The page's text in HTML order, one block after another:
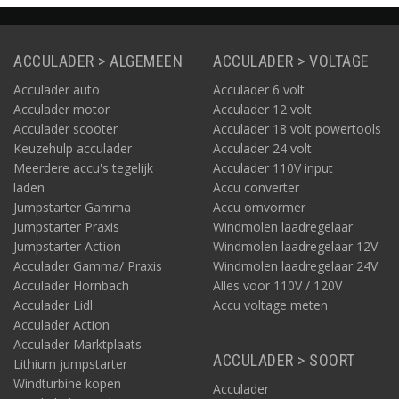
ACCULADER > ALGEMEEN
Acculader auto
Acculader motor
Acculader scooter
Keuzehulp acculader
Meerdere accu's tegelijk
laden
Jumpstarter Gamma
Jumpstarter Praxis
Jumpstarter Action
Acculader Gamma/ Praxis
Acculader Hornbach
Acculader Lidl
Acculader Action
Acculader Marktplaats
Lithium jumpstarter
Windturbine kopen
ACCULADER > VOLTAGE
Acculader 6 volt
Acculader 12 volt
Acculader 18 volt powertools
Acculader 24 volt
Acculader 110V input
Accu converter
Accu omvormer
Windmolen laadregelaar
Windmolen laadregelaar 12V
Windmolen laadregelaar 24V
Alles voor 110V / 120V
Accu voltage meten
ACCULADER > SOORT
Acculader